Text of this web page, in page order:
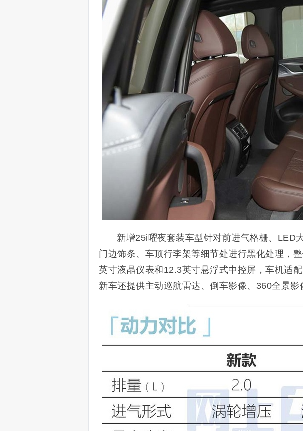
新增25i曜夜套装车型针对前进气格栅、LED
门边饰条、车顶行李架等细节处进行黑化处理，
英寸液晶仪表和12.3英寸悬浮式中控屏，车机适
新车还提供主动巡航雷达、倒车影像、360全景影